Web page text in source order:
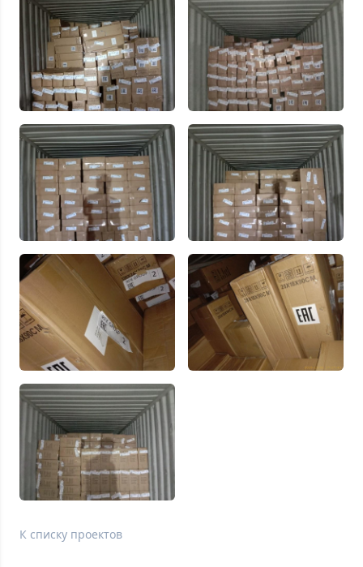
К списку проектов